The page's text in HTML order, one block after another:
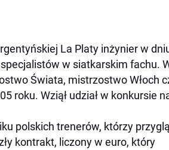
La Platy inżynier w
w siatkarskim fachu.
Świata, mistrzostwo Włoch
roku. Wziął udział w konkursie
polskich trenerów, którzy
kontrakt, liczony w euro, który